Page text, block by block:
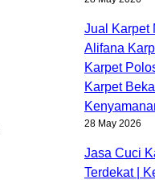
Jual Karpet
Alifana
Karpet
Karpet
28 May 2026
Jasa Cuci
Terdekat |